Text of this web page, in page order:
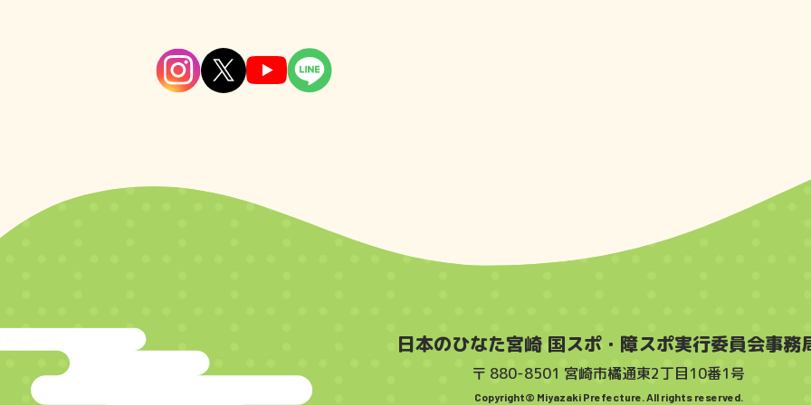
日本のひなた宮崎 国スポ・障スポ実行委員会事務
〒 880-8501 宮崎市橘通東2丁目10番1号
Copyright© Miyazaki Prefecture. All rights reserved.